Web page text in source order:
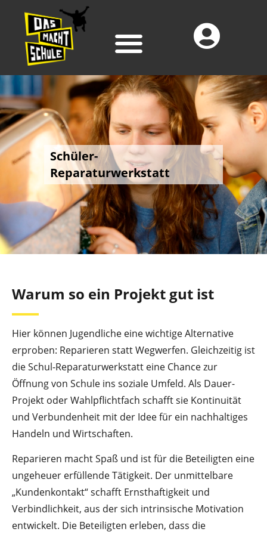
Schüler-
Reparaturwerkstatt
Warum so ein Projekt gut ist
Hier können Jugendliche eine wichtige Alternative
erproben: Reparieren statt Wegwerfen. Gleichzeitig ist
die Schul-Reparaturwerkstatt eine Chance zur
Öffnung von Schule ins soziale Umfeld. Als Dauer-
Projekt oder Wahlpflichtfach schafft sie Kontinuität
und Verbundenheit mit der Idee für ein nachhaltiges
Handeln und Wirtschaften.
Reparieren macht Spaß und ist für die Beteiligten eine
ungeheuer erfüllende Tätigkeit. Der unmittelbare
„Kundenkontakt“ schafft Ernsthaftigkeit und
Verbindlichkeit, aus der sich intrinsische Motivation
entwickelt. Die Beteiligten erleben, dass die